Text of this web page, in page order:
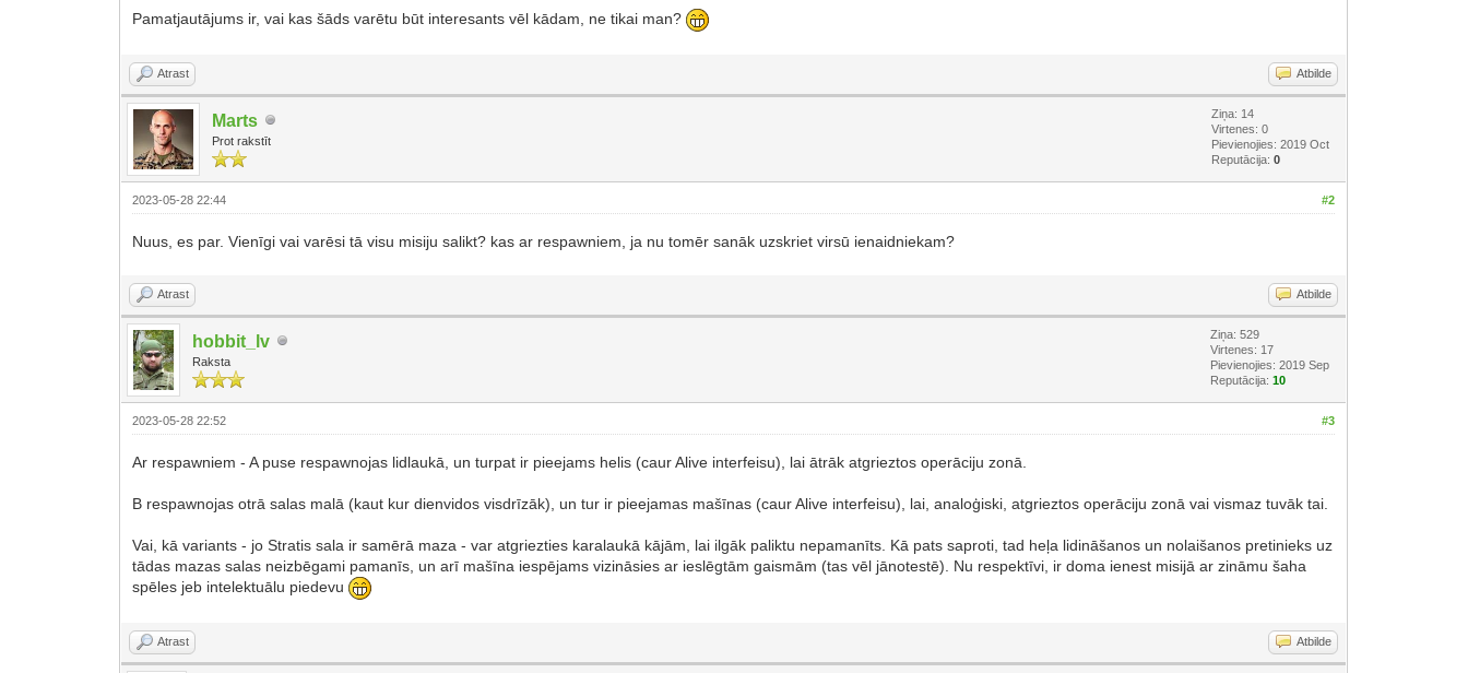
Pamatjautājums ir, vai kas šāds varētu būt interesants vēl kādam, ne tikai man?
Atrast Atbilde
Marts
Prot rakstīt
Ziņa: 14
Virtenes: 0
Pievienojies: 2019 Oct
Reputācija:0
#2
2023-05-28 22:44
Nuus, es par. Vienīgi vai varēsi tā visu misiju salikt? kas ar respawniem, ja nu tomēr sanāk uzskriet virsū ienaidniekam?
Atrast Atbilde
hobbit_lv
Raksta
Ziņa: 529
Virtenes: 17
Pievienojies: 2019 Sep
Reputācija:10
#3
2023-05-28 22:52
Ar respawniem - A puse respawnojas lidlaukā, un turpat ir pieejams helis (caur Alive interfeisu), lai ātrāk atgrieztos operāciju zonā.
B respawnojas otrā salas malā (kaut kur dienvidos visdrīzāk), un tur ir pieejamas mašīnas (caur Alive interfeisu), lai, analoģiski, atgrieztos operāciju zonā vai vismaz tuvāk tai.
Vai, kā variants - jo Stratis sala ir samērā maza - var atgriezties karalaukā kājām, lai ilgāk paliktu nepamanīts. Kā pats saproti, tad heļa lidināšanos un nolaišanos pretinieks uz
tādas mazas salas neizbēgami pamanīs, un arī mašīna iespējams vizināsies ar ieslēgtām gaismām (tas vēl jānotestē). Nu respektīvi, ir doma ienest misijā ar zināmu šaha
spēles jeb intelektuālu piedevu
Atrast Atbilde